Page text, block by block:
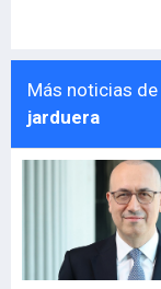
Más noticias de
jarduera